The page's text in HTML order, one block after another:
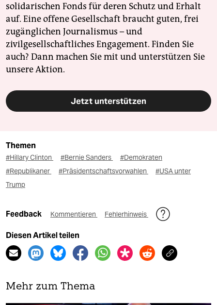
solidarischen Fonds für deren Schutz und Erhalt
auf. Eine offene Gesellschaft braucht guten, frei
zugänglichen Journalismus – und
zivilgesellschaftliches Engagement. Finden Sie
auch? Dann machen Sie mit und unterstützen Sie
unsere Aktion.
Jetzt unterstützen
Themen
#Hillary Clinton #Bernie Sanders
#Demokraten
#Republikaner
#Präsidentschaftsvorwahlen
#USA unter
Trump
Feedback Kommentieren Fehlerhinweis
Diesen Artikel teilen
Mehr zum Thema